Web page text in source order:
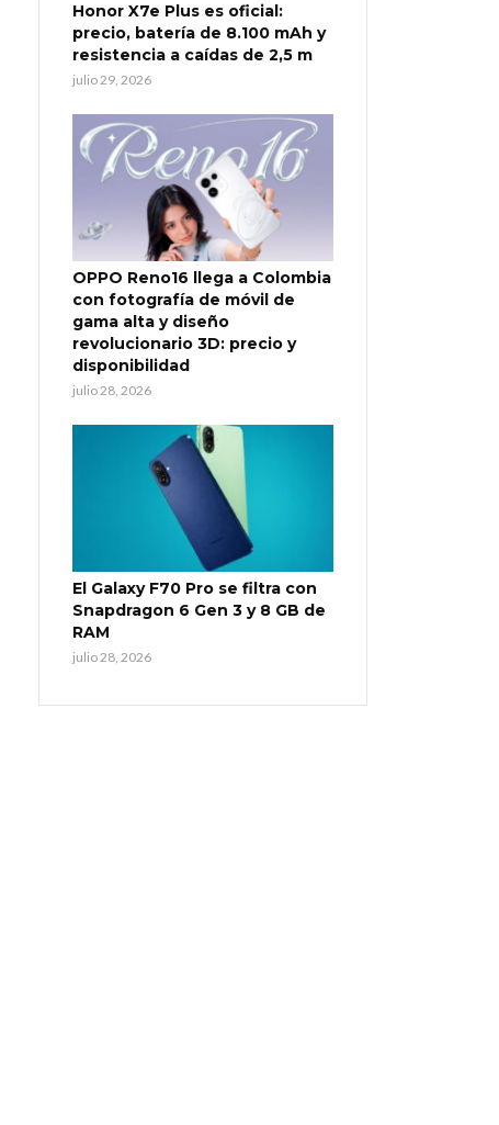
Honor X7e Plus es oficial:
precio, batería de 8.100 mAh y
resistencia a caídas de 2,5 m
julio 29, 2026
OPPO Reno16 llega a Colombia
con fotografía de móvil de
gama alta y diseño
revolucionario 3D: precio y
disponibilidad
julio 28, 2026
El Galaxy F70 Pro se filtra con
Snapdragon 6 Gen 3 y 8 GB de
RAM
julio 28, 2026